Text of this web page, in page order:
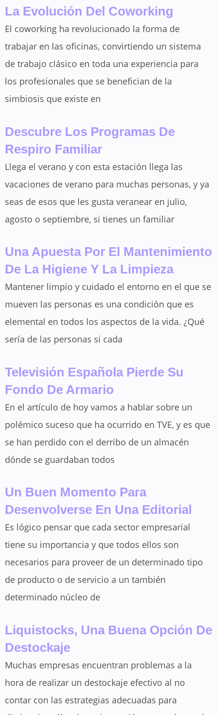
La Evolución Del Coworking
El coworking ha revolucionado la forma de
trabajar en las oficinas, convirtiendo un sistema
de trabajo clásico en toda una experiencia para
los profesionales que se benefician de la
simbiosis que existe en
Descubre Los Programas De
Respiro Familiar
Llega el verano y con esta estación llega las
vacaciones de verano para muchas personas, y ya
seas de esos que les gusta veranear en julio,
agosto o septiembre, si tienes un familiar
Una Apuesta Por El Mantenimiento
De La Higiene Y La Limpieza
Mantener limpio y cuidado el entorno en el que se
mueven las personas es una condición que es
elemental en todos los aspectos de la vida. ¿Qué
sería de las personas si cada
Televisión Española Pierde Su
Fondo De Armario
En el artículo de hoy vamos a hablar sobre un
polémico suceso que ha ocurrido en TVE, y es que
se han perdido con el derribo de un almacén
dónde se guardaban todos
Un Buen Momento Para
Desenvolverse En Una Editorial
Es lógico pensar que cada sector empresarial
tiene su importancia y que todos ellos son
necesarios para proveer de un determinado tipo
de producto o de servicio a un también
determinado núcleo de
Liquistocks, Una Buena Opción De
Destockaje
Muchas empresas encuentran problemas a la
hora de realizar un destockaje efectivo al no
contar con las estrategias adecuadas para